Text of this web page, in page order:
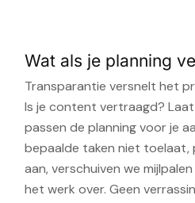
Wat als je planning
Transparantie versnelt het
Is je content vertraagd?
passen de planning voor je
bepaalde taken niet toelaat,
aan, verschuiven we
het werk over. Geen